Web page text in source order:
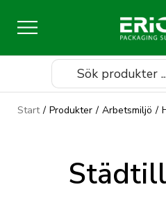
Start / Produkter / Arbetsmiljö /